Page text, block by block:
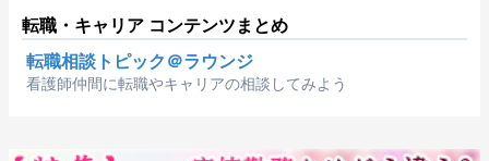
転職・キャリア コンテンツまとめ
転職相談トピック＠ラウンジ
看護師仲間に転職やキャリアの相談してみよう